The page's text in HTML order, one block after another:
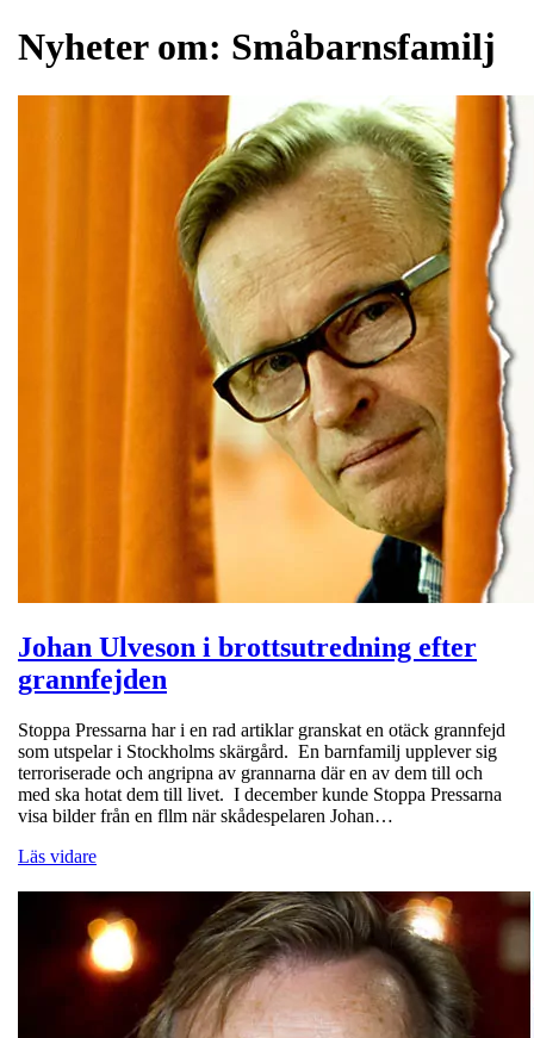
Nyheter om: Småbarnsfamilj
Johan Ulveson i brottsutredning efter
grannfejden
Stoppa Pressarna har i en rad artiklar granskat en otäck grannfejd
som utspelar i Stockholms skärgård. En barnfamilj upplever sig
terroriserade och angripna av grannarna där en av dem till och
med ska hotat dem till livet. I december kunde Stoppa Pressarna
visa bilder från en fllm när skådespelaren Johan…
Läs vidare